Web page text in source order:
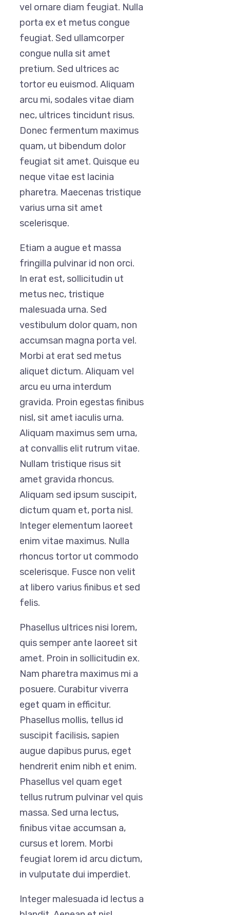
vel ornare diam feugiat. Nulla
porta ex et metus congue
feugiat. Sed ullamcorper
congue nulla sit amet
pretium. Sed ultrices ac
tortor eu euismod. Aliquam
arcu mi, sodales vitae diam
nec, ultrices tincidunt risus.
Donec fermentum maximus
quam, ut bibendum dolor
feugiat sit amet. Quisque eu
neque vitae est lacinia
pharetra. Maecenas tristique
varius urna sit amet
scelerisque.
Etiam a augue et massa
fringilla pulvinar id non orci.
In erat est, sollicitudin ut
metus nec, tristique
malesuada urna. Sed
vestibulum dolor quam, non
accumsan magna porta vel.
Morbi at erat sed metus
aliquet dictum. Aliquam vel
arcu eu urna interdum
gravida. Proin egestas finibus
nisl, sit amet iaculis urna.
Aliquam maximus sem urna,
at convallis elit rutrum vitae.
Nullam tristique risus sit
amet gravida rhoncus.
Aliquam sed ipsum suscipit,
dictum quam et, porta nisl.
Integer elementum laoreet
enim vitae maximus. Nulla
rhoncus tortor ut commodo
scelerisque. Fusce non velit
at libero varius finibus et sed
felis.
Phasellus ultrices nisi lorem,
quis semper ante laoreet sit
amet. Proin in sollicitudin ex.
Nam pharetra maximus mi a
posuere. Curabitur viverra
eget quam in efficitur.
Phasellus mollis, tellus id
suscipit facilisis, sapien
augue dapibus purus, eget
hendrerit enim nibh et enim.
Phasellus vel quam eget
tellus rutrum pulvinar vel quis
massa. Sed urna lectus,
finibus vitae accumsan a,
cursus et lorem. Morbi
feugiat lorem id arcu dictum,
in vulputate dui imperdiet.
Integer malesuada id lectus a